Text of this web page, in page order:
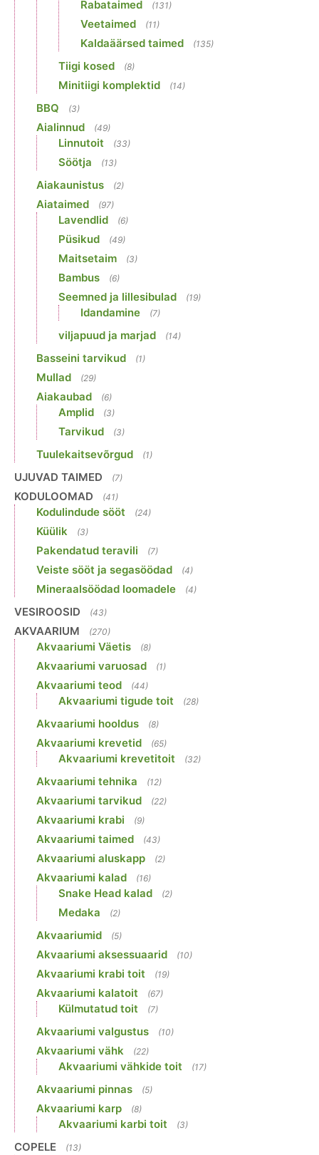
Rabataimed (131)
Veetaimed (11)
Kaldaäärsed taimed (135)
Tiigi kosed (8)
Minitiigi komplektid (14)
BBQ (3)
Aialinnud (49)
Linnutoit (33)
Söötja (13)
Aiakaunistus (2)
Aiataimed (97)
Lavendlid (6)
Püsikud (49)
Maitsetaim (3)
Bambus (6)
Seemned ja lillesibulad (19)
Idandamine (7)
viljapuud ja marjad (14)
Basseini tarvikud (1)
Mullad (29)
Aiakaubad (6)
Amplid (3)
Tarvikud (3)
Tuulekaitsevõrgud (1)
UJUVAD TAIMED (7)
KODULOOMAD (41)
Kodulindude sööt (24)
Küülik (3)
Pakendatud teravili (7)
Veiste sööt ja segasöödad (4)
Mineraalsöödad loomadele (4)
VESIROOSID (43)
AKVAARIUM (270)
Akvaariumi Väetis (8)
Akvaariumi varuosad (1)
Akvaariumi teod (44)
Akvaariumi tigude toit (28)
Akvaariumi hooldus (8)
Akvaariumi krevetid (65)
Akvaariumi krevetitoit (32)
Akvaariumi tehnika (12)
Akvaariumi tarvikud (22)
Akvaariumi krabi (9)
Akvaariumi taimed (43)
Akvaariumi aluskapp (2)
Akvaariumi kalad (16)
Snake Head kalad (2)
Medaka (2)
Akvaariumid (5)
Akvaariumi aksessuaarid (10)
Akvaariumi krabi toit (19)
Akvaariumi kalatoit (67)
Külmutatud toit (7)
Akvaariumi valgustus (10)
Akvaariumi vähk (22)
Akvaariumi vähkide toit (17)
Akvaariumi pinnas (5)
Akvaariumi karp (8)
Akvaariumi karbi toit (3)
COPELE (13)